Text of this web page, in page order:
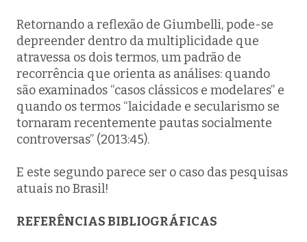
Retornando a reflexão de Giumbelli, pode-se
depreender dentro da multiplicidade que
atravessa os dois termos, um padrão de
recorrência que orienta as análises: quando
são examinados “casos clássicos e modelares” e
quando os termos “laicidade e secularismo se
tornaram recentemente pautas socialmente
controversas” (2013:45).
E este segundo parece ser o caso das pesquisas
atuais no Brasil!
REFERÊNCIAS BIBLIOGRÁFICAS